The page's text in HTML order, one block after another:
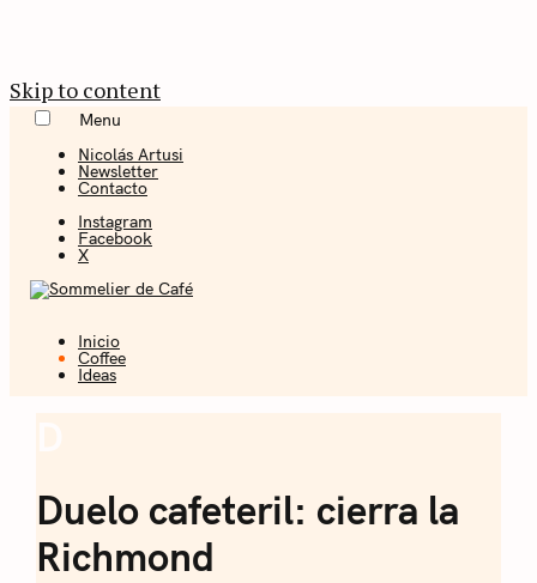
Skip to content
Menu
Nicolás Artusi
Newsletter
Contacto
Instagram
Facebook
X
Café
Coffee + Ideas
Inicio
Coffee
Ideas
Duelo cafeteril: cierra la
Richmond